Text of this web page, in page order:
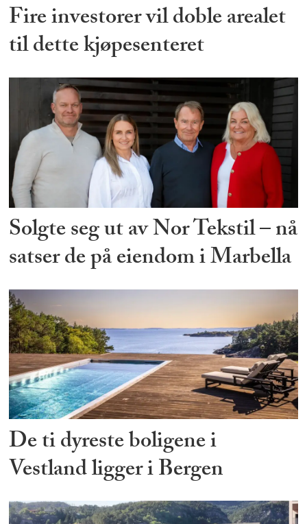
Fire investorer vil doble arealet
til dette kjøpesenteret
Solgte seg ut av Nor Tekstil – nå
satser de på eiendom i Marbella
De ti dyreste boligene i
Vestland ligger i Bergen